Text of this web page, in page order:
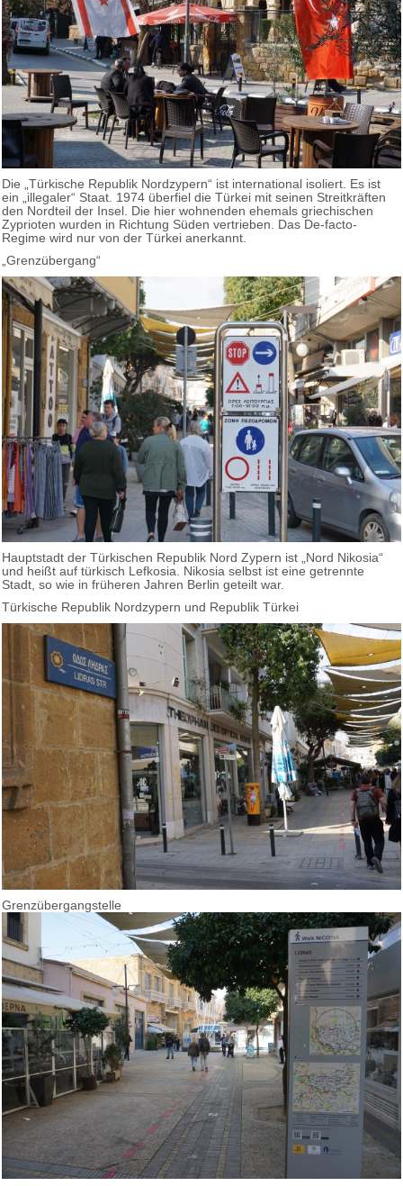
Die „Türkische Republik Nordzypern“ ist international isoliert. Es ist
ein „illegaler“ Staat. 1974 überfiel die Türkei mit seinen Streitkräften
den Nordteil der Insel. Die hier wohnenden ehemals griechischen
Zyprioten wurden in Richtung Süden vertrieben. Das De-facto-
Regime wird nur von der Türkei anerkannt.
„Grenzübergang“
Hauptstadt der Türkischen Republik Nord Zypern ist „Nord Nikosia“
und heißt auf türkisch Lefkosia. Nikosia selbst ist eine getrennte
Stadt, so wie in früheren Jahren Berlin geteilt war.
Türkische Republik Nordzypern und Republik Türkei
Grenzübergangstelle